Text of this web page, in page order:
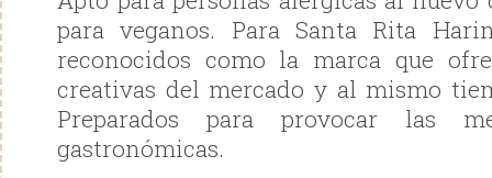
para veganos. Para Santa Rita
reconocidos como la marca que
creativas del mercado y al mismo
Preparados para provocar las
gastronómicas.